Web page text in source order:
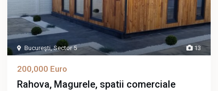
13
Bucureşti,Sector 5
200,000 Euro
Rahova, Magurele, spatii comerciale